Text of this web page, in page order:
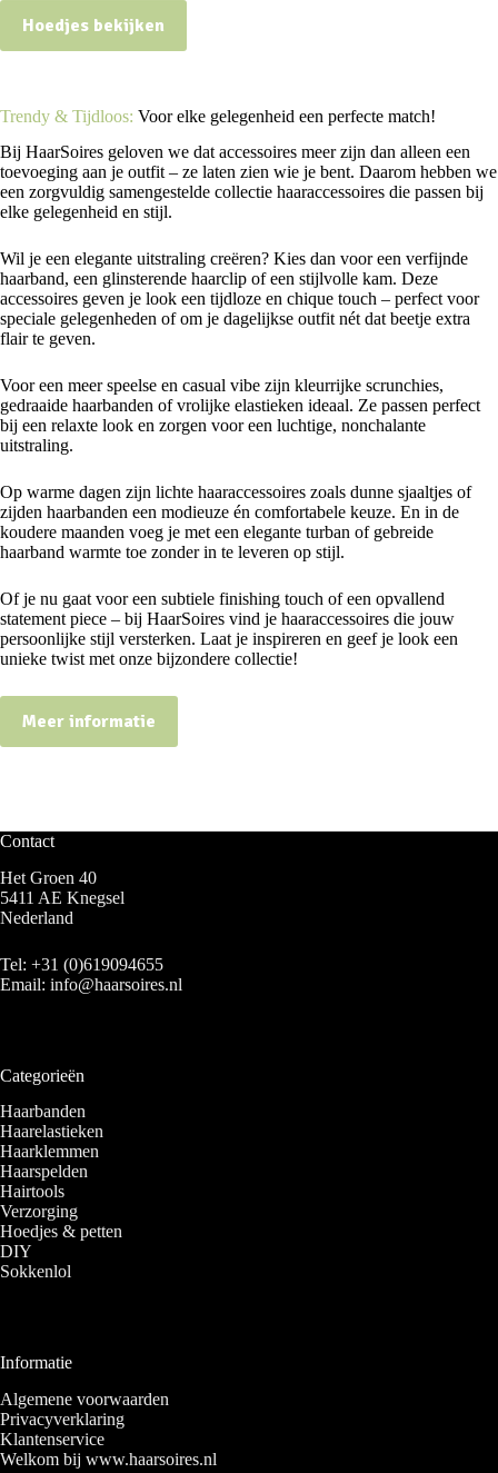
Hoedjes bekijken
Trendy & Tijdloos: Voor elke gelegenheid een perfecte match!
Bij HaarSoires geloven we dat accessoires meer zijn dan alleen een
toevoeging aan je outfit – ze laten zien wie je bent. Daarom hebben we
een zorgvuldig samengestelde collectie haaraccessoires die passen bij
elke gelegenheid en stijl.
Wil je een elegante uitstraling creëren? Kies dan voor een verfijnde
haarband, een glinsterende haarclip of een stijlvolle kam. Deze
accessoires geven je look een tijdloze en chique touch – perfect voor
speciale gelegenheden of om je dagelijkse outfit nét dat beetje extra
flair te geven.
Voor een meer speelse en casual vibe zijn kleurrijke scrunchies,
gedraaide haarbanden of vrolijke elastieken ideaal. Ze passen perfect
bij een relaxte look en zorgen voor een luchtige, nonchalante
uitstraling.
Op warme dagen zijn lichte haaraccessoires zoals dunne sjaaltjes of
zijden haarbanden een modieuze én comfortabele keuze. En in de
koudere maanden voeg je met een elegante turban of gebreide
haarband warmte toe zonder in te leveren op stijl.
Of je nu gaat voor een subtiele finishing touch of een opvallend
statement piece – bij HaarSoires vind je haaraccessoires die jouw
persoonlijke stijl versterken. Laat je inspireren en geef je look een
unieke twist met onze bijzondere collectie!
Meer informatie
Contact
Het Groen 40
5411 AE Knegsel
Nederland
Tel: +31 (0)619094655
Email: info@haarsoires.nl
Categorieën
Haarbanden
Haarelastieken
Haarklemmen
Haarspelden
Hairtools
Verzorging
Hoedjes & petten
DIY
Sokkenlol
Informatie
Algemene voorwaarden
Privacyverklaring
Klantenservice
Welkom bij www.haarsoires.nl